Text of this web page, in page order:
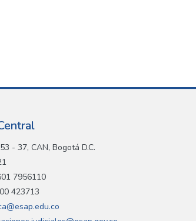
- 37, CAN, Bogotá D.C.
7956110
423713